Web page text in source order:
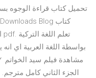
بواسطة اللغة العربية اي
الجزء الثاني كامل